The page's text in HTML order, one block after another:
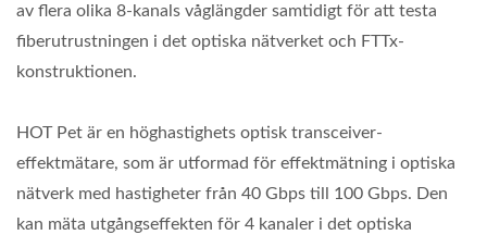
av flera olika 8-kanals våglängder samtidigt för att testa
fiberutrustningen i det optiska nätverket och FTTx-
konstruktionen.
HOT Pet är en höghastighets optisk transceiver-
effektmätare, som är utformad för effektmätning i optiska
nätverk med hastigheter från 40 Gbps till 100 Gbps. Den
kan mäta utgångseffekten för 4 kanaler i det optiska